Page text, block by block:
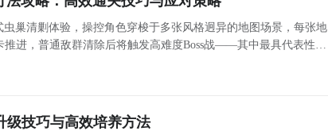
虫巢清剿体验，操控角色穿梭于多张风格迥异的地图场景，每张地
推进，普通敌群清除后将触发高难度Boss战——其中最具代表性的
级技巧与高效培养方法